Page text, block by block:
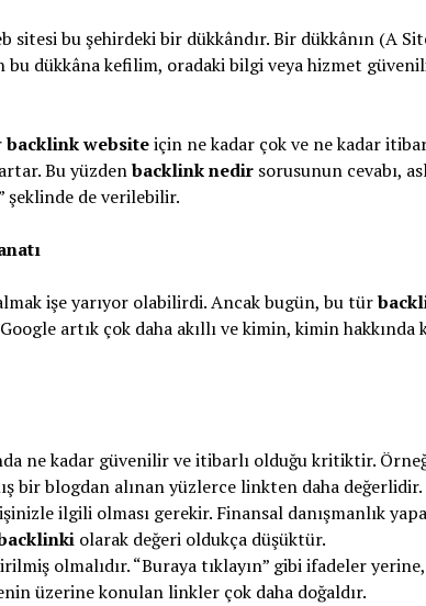
bu şehirdeki bir dükkândır. Bir dükkânın (A
bu dükkâna kefilim, oradaki bilgi veya hizmet
backlink websiteiçin ne kadar çok ve ne kadar
Bu yüzdenbacklink nedirsorusunun cevabı,
şeklinde de verilebilir.
işe yarıyor olabilirdi. Ancak bugün, bu tür
artık çok daha akıllı ve kimin, kimin hakkında
ne kadar güvenilir ve itibarlı olduğu kritiktir.
bir blogdan alınan yüzlerce linkten daha değerlidir.
ilgili olması gerekir. Finansal danışmanlık
olarak değeri oldukça düşüktür.
olmalıdır. “Buraya tıklayın” gibi ifadeler yerine,
üzerine konulan linkler çok daha doğaldır.